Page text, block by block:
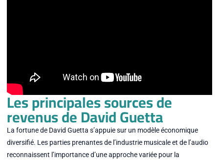
Les principales sources de
revenus de David Guetta
La fortune de David Guetta s’appuie sur un modèle économique
diversifié. Les parties prenantes de l’industrie musicale et de l’audio
reconnaissent l’importance d’une approche variée pour la